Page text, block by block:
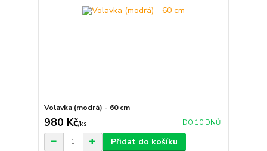
Volavka (modrá) - 60 cm
980 Kč/ks DO 10 DNŮ
Přidat do košíku